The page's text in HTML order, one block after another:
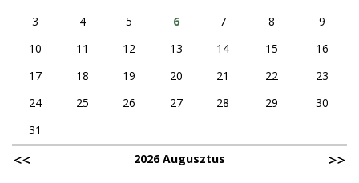
3
4 5 6 7 8
9
10
11 12 13 14 15
16
17
18 19 20 21 22
23
24
25 26 27 28 29
30
31
2026 Augusztus